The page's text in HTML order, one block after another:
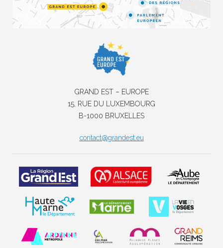
GRAND EST – EUROPE
15, RUE DU LUXEMBOURG
B-1000 BRUXELLES
contact@grandest.eu